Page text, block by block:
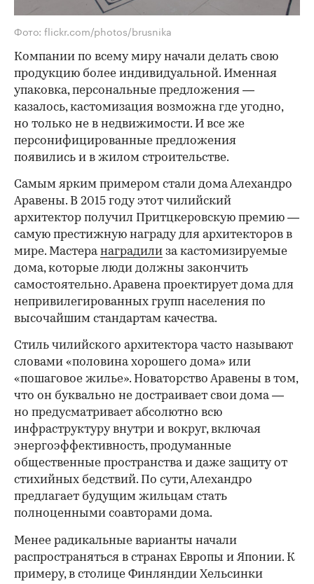
Фото: flickr.com/photos/brusnika
Компании по всему миру начали делать свою
продукцию более индивидуальной. Именная
упаковка, персональные предложения —
казалось, кастомизация возможна где угодно,
но только не в недвижимости. И все же
персонифицированные предложения
появились и в жилом строительстве.
Самым ярким примером стали дома Алехандро
Аравены. В 2015 году этот чилийский
архитектор получил Притцкеровскую премию —
самую престижную награду для архитекторов в
мире. Мастеранаградили за кастомизируемые
дома, которые люди должны закончить
самостоятельно. Аравена проектирует дома для
непривилегированных групп населения по
высочайшим стандартам качества.
Стиль чилийского архитектора часто называют
словами «половина хорошего дома» или
«пошаговое жилье». Новаторство Аравены в том,
что он буквально не достраивает свои дома —
но предусматривает абсолютно всю
инфраструктуру внутри и вокруг, включая
энергоэффективность, продуманные
общественные пространства и даже защиту от
стихийных бедствий. По сути, Алехандро
предлагает будущим жильцам стать
полноценными соавторами дома.
Менее радикальные варианты начали
распространяться в странах Европы и Японии. К
примеру, в столице Финляндии Хельсинки